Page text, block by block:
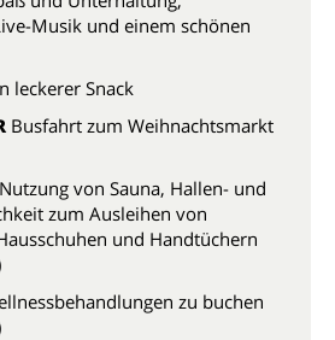
Musik und einem schönen
leckerer Snack
Busfahrt zum Weihnachtsmarkt
Nutzung von Sauna, Hallen- und
zum Ausleihen von
und Handtüchern
zu buchen